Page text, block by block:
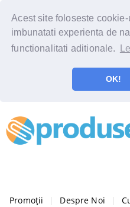
Acest site foloseste cookie-
imbunatati experienta de
functionalitati aditionale.
OK!
Promoții Despre Noi